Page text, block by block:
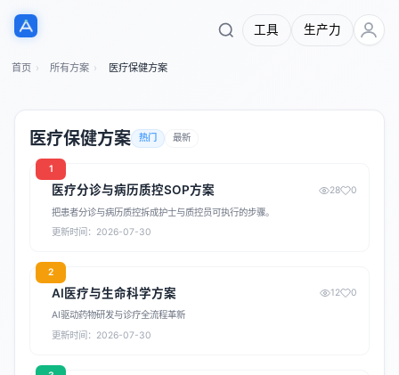
工具 生产力
首页 所有方案 医疗保健方案
医疗保健方案 热门 最新
1
医疗分诊与病历质控SOP方案 28
0
把患者分诊与病历质控拆成护士与质控员可执行的步骤。
更新时间：2026-07-30
2
AI医疗与生命科学方案 12
0
AI驱动药物研发与诊疗全流程革新
更新时间：2026-07-30